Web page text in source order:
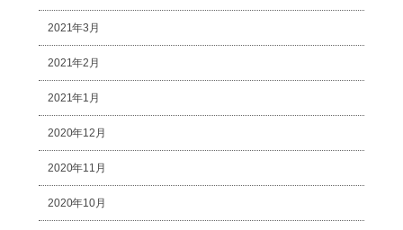
2021年3月
2021年2月
2021年1月
2020年12月
2020年11月
2020年10月